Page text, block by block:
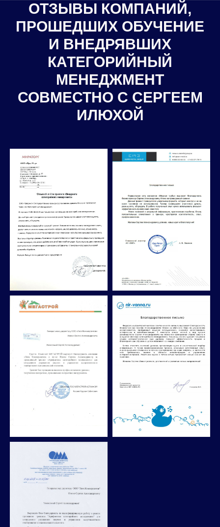
ОТЗЫВЫ КОМПАНИЙ,
ПРОШЕДШИХ ОБУЧЕНИЕ
И ВНЕДРЯВШИХ
КАТЕГОРИЙНЫЙ
МЕНЕДЖМЕНТ
СОВМЕСТНО С СЕРГЕЕМ
ИЛЮХОЙ